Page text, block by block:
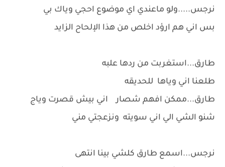
نرجس.....ولو ماعندي اي موضوع احجي وياك بي
بس اني هم ارؤد اخلص من هذا الإلحاح الزايد
طارق...استغربت من ردها علبه
طلعنا اني وياها للحديقه
طارق...ممكن افهم شصار اني بيش قصرت وياج
شنو الشي الي اني سويته ونزعجتي مني
نرجس...اسمع طارق كلشي بينا انتهى